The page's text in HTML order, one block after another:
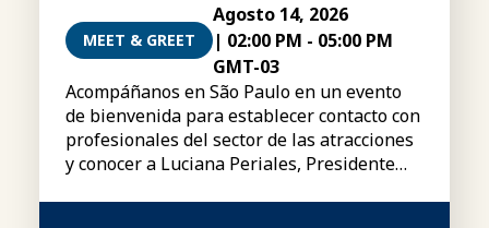
MEET & GREET
Agosto 14, 2026
| 02:00 PM - 05:00 PM
GMT-03
Acompáñanos en São Paulo en un evento
de bienvenida para establecer contacto con
profesionales del sector de las atracciones
y conocer a Luciana Periales, Presidente